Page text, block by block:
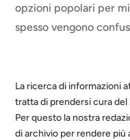
opzioni popolari per
spesso vengono
La ricerca di informazioni
tratta di prendersi cura
Per questo la nostra
di archivio per rendere